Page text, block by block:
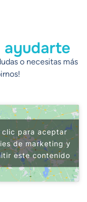
ayudarte
o necesitas más
clic para aceptar
de marketing y
este contenido